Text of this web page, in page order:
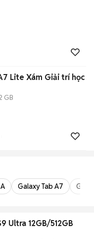
Lite Xám Giải trí học
GB
Galaxy Tab A7
Ultra 12GB/512GB